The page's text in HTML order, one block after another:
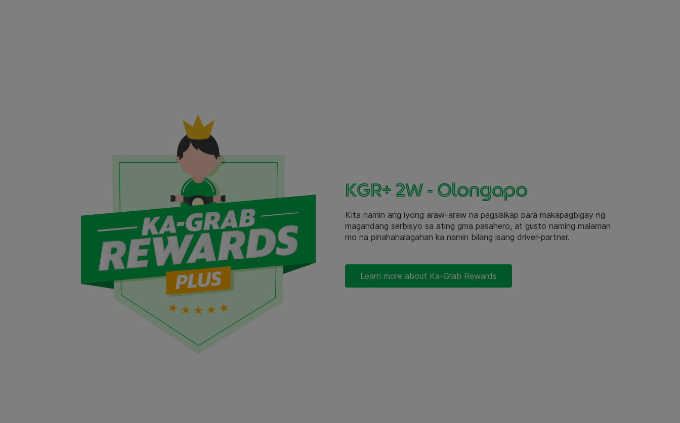
KGR+ 2W - Olongapo
Kita namin ang iyong araw-araw na pagsisikap para makapagbigay ng
magandang serbisyo sa ating gma pasahero, at gusto naming malaman
mo na pinahahalagahan ka namin bilang isang driver-partner.
Learn more about Ka-Grab Rewards